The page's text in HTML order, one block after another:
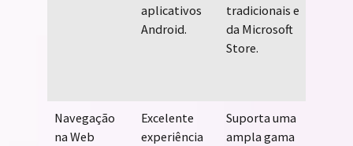
aplicativos
Android.
tradicionais e
da Microsoft
Store.
Navegação
na Web
Excelente
experiência
Suporta uma
ampla gama